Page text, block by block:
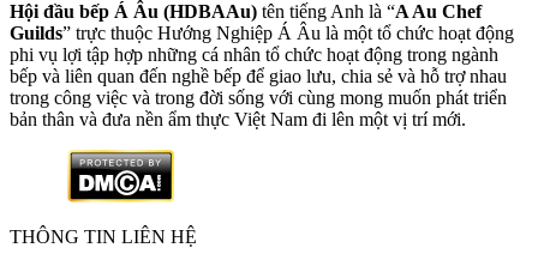
Hội đầu bếp Á Âu (HDBAAu) tên tiếng Anh là “A Au Chef
Guilds” trực thuộc Hướng Nghiệp Á Âu là một tổ chức hoạt động
phi vụ lợi tập hợp những cá nhân tổ chức hoạt động trong ngành
bếp và liên quan đến nghề bếp để giao lưu, chia sẻ và hỗ trợ nhau
trong công việc và trong đời sống với cùng mong muốn phát triển
bản thân và đưa nền ẩm thực Việt Nam đi lên một vị trí mới.
THÔNG TIN LIÊN HỆ